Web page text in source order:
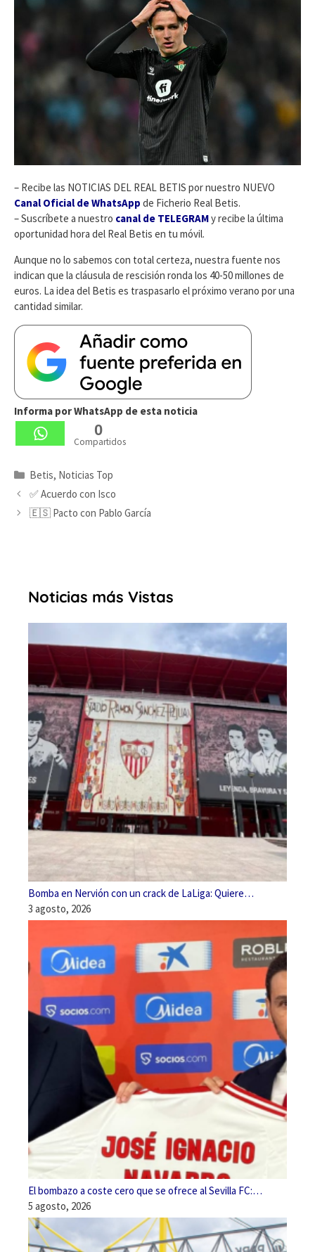
– Recibe las NOTICIAS DEL REAL BETIS por nuestro NUEVO
Canal Oficial de WhatsApp de Ficherio Real Betis.
– Suscríbete a nuestro canal de TELEGRAMy recibe la última
oportunidad hora del Real Betis en tu móvil.
Aunque no lo sabemos con total certeza, nuestra fuente nos
indican que la cláusula de rescisión ronda los 40-50 millones de
euros. La idea del Betis es traspasarlo el próximo verano por una
cantidad similar.
Informa por WhatsApp de esta noticia
0
Compartidos
Categorías
Betis, Noticias Top
✅ Acuerdo con Isco
🇪🇸 Pacto con Pablo García
Noticias más Vistas
Bomba en Nervión con un crack de LaLiga: Quiere…
3 agosto, 2026
El bombazo a coste cero que se ofrece al Sevilla FC:…
5 agosto, 2026